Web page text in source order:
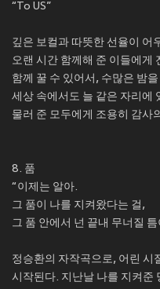
“To US”
깊은 보컬과 따뜻한 선율이 어
오랜 시간 함께해 준 이들에게
함께 꿀 수 있어서, 수많은 밤
세상 속에서도 늘 같은 자리에
물러 준 모두에게 조용히 감사
8. 품
“이제는 알아.
그 품이 나를 지켜왔다는 걸,
그 품 안에서 넌 끝내 무너질 틈
정승환의 자작곡으로, 어린 시
시작된다. 지난날 나를 지켜준